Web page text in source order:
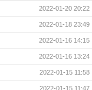
2022-01-20 20:22
2022-01-18 23:49
2022-01-16 14:15
2022-01-16 13:24
2022-01-15 11:58
2022-01-15 11:47